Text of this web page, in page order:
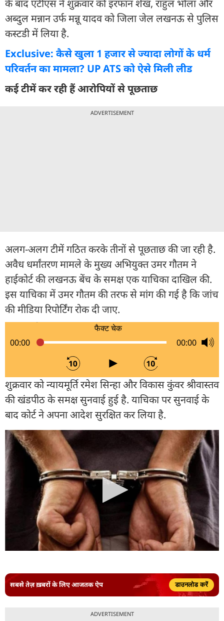
के बाद एटीएस ने शुक्रवार को इरफान शेख, राहुल भोला और
अब्दुल मन्नान उर्फ मन्नू यादव को जिला जेल लखनऊ से पुलिस
कस्टडी में लिया है.
Exclusive: कैसे खुला 1 हजार से ज्यादा लोगों के धर्म
परिवर्तन का मामला? UP ATS को ऐसे मिली लीड
कई टीमें कर रही हैं आरोपियों से पूछताछ
ADVERTISEMENT
अलग-अलग टीमें गठित करके तीनों से पूछताछ की जा रही है.
अवैध धर्मांतरण मामले के मुख्य अभियुक्त उमर गौतम ने
हाईकोर्ट की लखनऊ बेंच के समक्ष एक याचिका दाखिल की.
इस याचिका में उमर गौतम की तरफ से मांग की गई है कि जांच
की मीडिया रिपोर्टिंग रोक दी जाए.
शुक्रवार को न्यायमूर्ति रमेश सिन्हा और विकास कुंवर श्रीवास्तव
की खंडपीठ के समक्ष सुनवाई हुई है. याचिका पर सुनवाई के
बाद कोर्ट ने अपना आदेश सुरक्षित कर लिया है.
सबसे तेज़ ख़बरों के लिए आजतक ऐप डाउनलोड करें
ADVERTISEMENT